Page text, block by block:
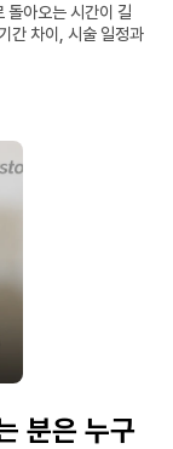
돌아오는 시간이 길
간 차이, 시술 일정과
분은 누구